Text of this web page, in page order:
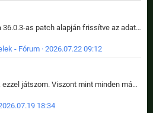
Kártya változások a 36.0.3-as patch alapján frissítve az adatbázisban (képek is cserélve).
- Fórum · 2026.07.22 09:12
Amióta bejött, csak ezzel játszom. Viszont mint minden más - akár az alapjáték is, ez is baromira összetett lett. Néha már pár kör után is esélytelen az egész. Vagy irreállisan túltápol valaki, vagy lelép a partner, vagy csak hülye mint a segg. És amikor eljönne az én időm, na akkor jön el mindenki másé is. Engem jobban érdekelne, hogy ki milyen ratingen szokott játszani. Na ez lenne egy érdekes adat.
18:34